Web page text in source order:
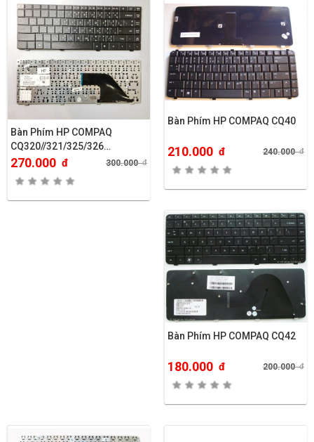
Bàn Phím HP COMPAQ
CQ320//321/325/326…
270.000 đ 300.000đ
Bàn Phím HP COMPAQ CQ40
210.000 đ 240.000đ
Bàn Phím HP COMPAQ CQ42
180.000 đ 200.000đ